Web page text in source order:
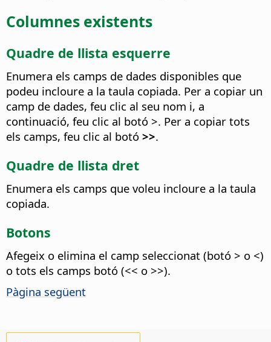
Columnes existents
Quadre de llista esquerre
Enumera els camps de dades disponibles que
podeu incloure a la taula copiada. Per a copiar un
camp de dades, feu clic al seu nom i, a
continuació, feu clic al botó >. Per a copiar tots
els camps, feu clic al botó >>.
Quadre de llista dret
Enumera els camps que voleu incloure a la taula
copiada.
Botons
Afegeix o elimina el camp seleccionat (botó > o <)
o tots els camps botó (<< o >>).
Pàgina següent